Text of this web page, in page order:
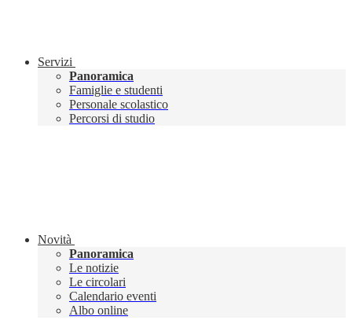
Servizi
Panoramica
Famiglie e studenti
Personale scolastico
Percorsi di studio
Novità
Panoramica
Le notizie
Le circolari
Calendario eventi
Albo online